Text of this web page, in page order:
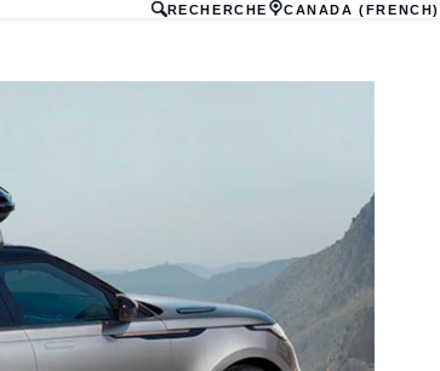
RECHERCHE CANADA (FRENCH)